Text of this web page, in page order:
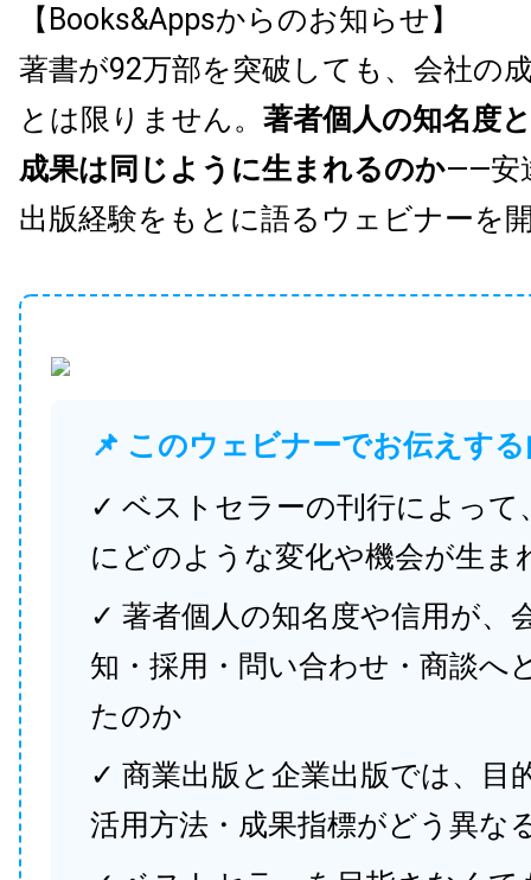
【Books&Appsからのお知らせ】
著書が92万部を突破しても、会社の
とは限りません。 著者個人の知名度
成果は同じように生まれるのか——安
出版経験をもとに語るウェビナーを
📌 このウェビナーでお伝えす
✓ ベストセラーの刊行によって
にどのような変化や機会が生ま
✓ 著者個人の知名度や信用が、
知・採用・問い合わせ・商談へ
たのか
✓ 商業出版と企業出版では、目
活用方法・成果指標がどう異な